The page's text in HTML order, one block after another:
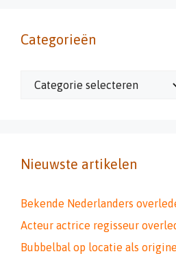
Categorieën
Categorieën
Nieuwste artikelen
Bekende Nederlanders
Acteur actrice regisseur
Bubbelbal op locatie als